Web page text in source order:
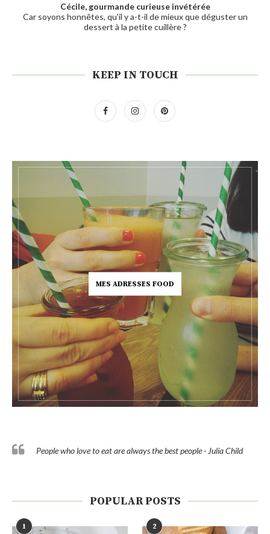
Cécile, gourmande curieuse invétérée
Car soyons honnêtes, qu'il y a-t-il de mieux que déguster un
dessert à la petite cuillère ?
KEEP IN TOUCH
MES ADRESSES FOOD
People who love to eat are always the best people - Julia Child
POPULAR POSTS
1 2